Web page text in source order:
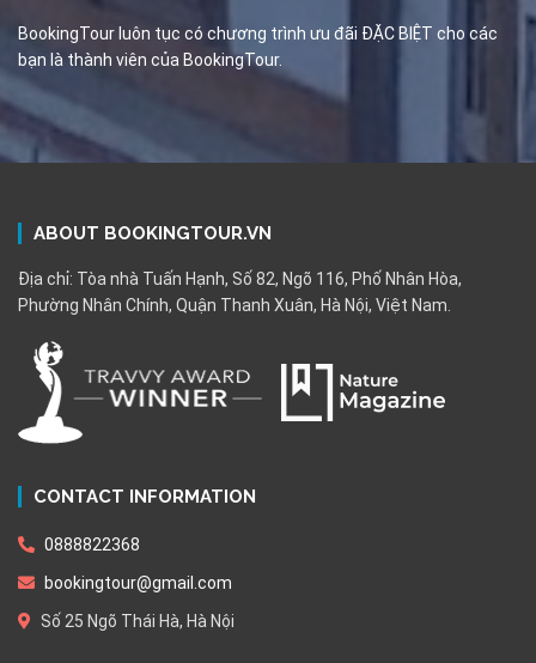
BookingTour luôn tục có chương trình ưu đãi ĐẶC BIỆT cho các
bạn là thành viên của BookingTour.
ABOUT BOOKINGTOUR.VN
Địa chỉ: Tòa nhà Tuấn Hạnh, Số 82, Ngõ 116, Phố Nhân Hòa,
Phường Nhân Chính, Quận Thanh Xuân, Hà Nội, Việt Nam.
CONTACT INFORMATION
0888822368
bookingtour@gmail.com
Số 25 Ngõ Thái Hà, Hà Nội